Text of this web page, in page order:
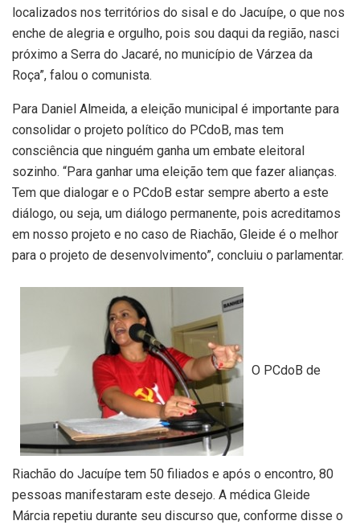
localizados nos territórios do sisal e do Jacuípe, o que nos
enche de alegria e orgulho, pois sou daqui da região, nasci
próximo a Serra do Jacaré, no município de Várzea da
Roça”, falou o comunista.
Para Daniel Almeida, a eleição municipal é importante para
consolidar o projeto político do PCdoB, mas tem
consciência que ninguém ganha um embate eleitoral
sozinho. “Para ganhar uma eleição tem que fazer alianças.
Tem que dialogar e o PCdoB estar sempre aberto a este
diálogo, ou seja, um diálogo permanente, pois acreditamos
em nosso projeto e no caso de Riachão, Gleide é o melhor
para o projeto de desenvolvimento”, concluiu o parlamentar.
O PCdoB de
Riachão do Jacuípe tem 50 filiados e após o encontro, 80
pessoas manifestaram este desejo. A médica Gleide
Márcia repetiu durante seu discurso que, conforme disse o